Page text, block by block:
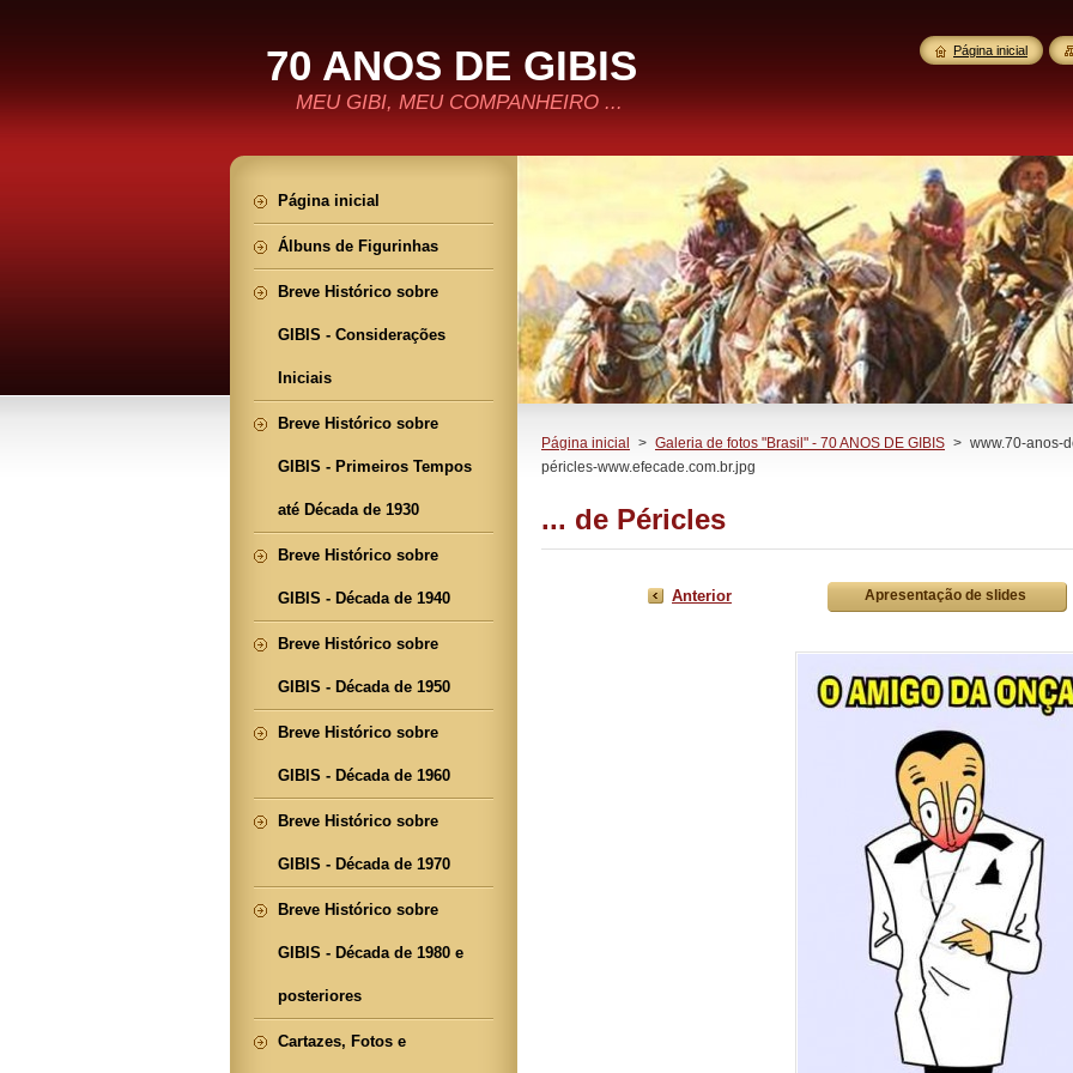
70 ANOS DE GIBIS
MEU GIBI, MEU COMPANHEIRO ...
Página inicial > Galeria de fotos "Brasil" - 70 ANOS DE GIBIS > www.70-anos-
péricles-www.efecade.com.br.jpg
... de Péricles
Anterior Apresentação de slides
Página inicial
Álbuns de Figurinhas
Breve Histórico sobre
GIBIS - Considerações
Iniciais
Breve Histórico sobre
GIBIS - Primeiros Tempos
até Década de 1930
Breve Histórico sobre
GIBIS - Década de 1940
Breve Histórico sobre
GIBIS - Década de 1950
Breve Histórico sobre
GIBIS - Década de 1960
Breve Histórico sobre
GIBIS - Década de 1970
Breve Histórico sobre
GIBIS - Década de 1980 e
posteriores
Cartazes, Fotos e
Página inicial